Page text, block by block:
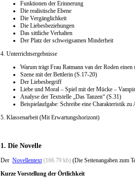
Funktionen der Erinnerung
Die realistische Ebene
Die Vergänglichkeit
Die Liebesbeziehungen
Das sittliche Verhalten
Der Platz der schweigsamen Minderheit
4. Unterrichtsergebnisse
Warum trägt Frau Ratmann van der Roden
Szene mit der Bettlerin (S.17-20)
Der Liebesbegriff
Liebe und Moral – Spiel mit der Mücke –
Analyse der Textstelle „Das Tanzen“ (S.31)
Beispielaufgabe: Schreibe eine Charakteristik zu
5. Klassenarbeit (Mit Erwartungshorizont)
1. Die Novelle
Der Novellentext (166.79 kb) (Die Seitenangaben zum
Kurze Vorstellung der Örtlichkeit